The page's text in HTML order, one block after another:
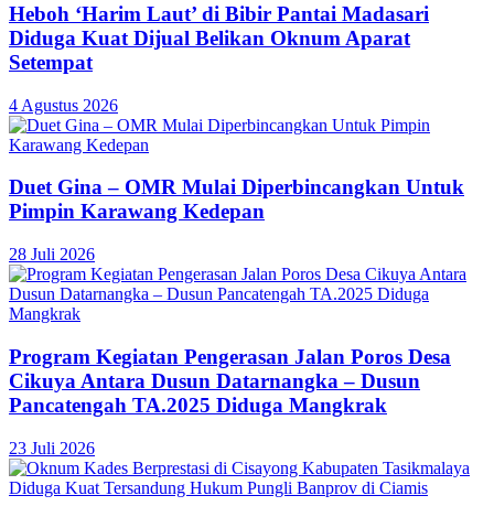
Heboh ‘Harim Laut’ di Bibir Pantai Madasari
Diduga Kuat Dijual Belikan Oknum Aparat
Setempat
4 Agustus 2026
Duet Gina – OMR Mulai Diperbincangkan Untuk
Pimpin Karawang Kedepan
28 Juli 2026
Program Kegiatan Pengerasan Jalan Poros Desa
Cikuya Antara Dusun Datarnangka – Dusun
Pancatengah TA.2025 Diduga Mangkrak
23 Juli 2026